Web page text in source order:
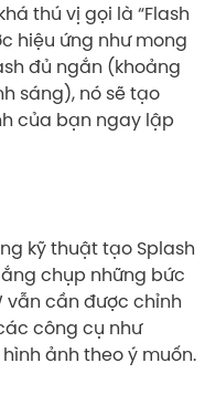
thú vị gọi là “Flash
hiệu ứng như mong
đủ ngắn (khoảng
sáng), nó sẽ tạo
của bạn ngay lập
kỹ thuật tạo Splash
chụp những bức
vẫn cần được chỉnh
công cụ như
ảnh theo ý muốn.